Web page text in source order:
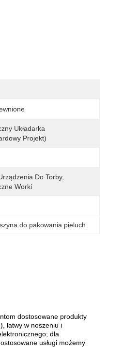
Układarka
Projekt)
Do Torby,
Worki
do pakowania pieluch
dostosowane produkty
łatwy w noszeniu i
dla
usługi możemy